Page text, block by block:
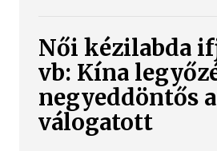
Női kézilabda
vb: Kína
negyeddöntős
válogatott